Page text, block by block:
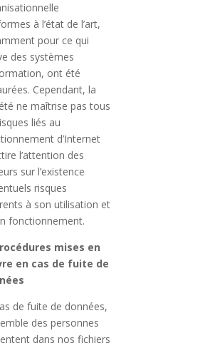
à l’état de l’art,
pour ce qui
des systèmes
ont été
Cependant, la
ne maîtrise pas tous
liés au
d’Internet
l’attention des
sur l’existence
risques
à son utilisation et
fonctionnement.
mises en
en cas de fuite de
de fuite de données,
des personnes
dans nos fichiers